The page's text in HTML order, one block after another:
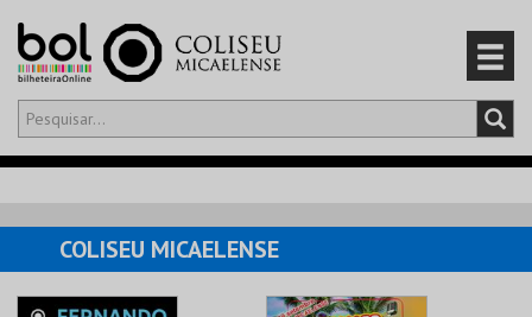
Olá,iniciar sessão
CARRINHO
EVENTOS
COLISEU MICAELENSE